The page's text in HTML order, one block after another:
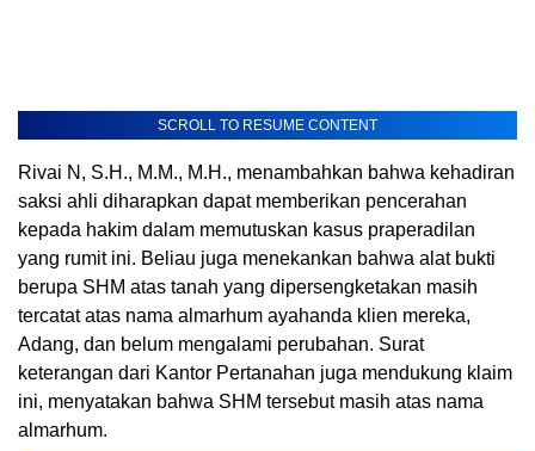
SCROLL TO RESUME CONTENT
Rivai N, S.H., M.M., M.H., menambahkan bahwa kehadiran
saksi ahli diharapkan dapat memberikan pencerahan
kepada hakim dalam memutuskan kasus praperadilan
yang rumit ini. Beliau juga menekankan bahwa alat bukti
berupa SHM atas tanah yang dipersengketakan masih
tercatat atas nama almarhum ayahanda klien mereka,
Adang, dan belum mengalami perubahan. Surat
keterangan dari Kantor Pertanahan juga mendukung klaim
ini, menyatakan bahwa SHM tersebut masih atas nama
almarhum.